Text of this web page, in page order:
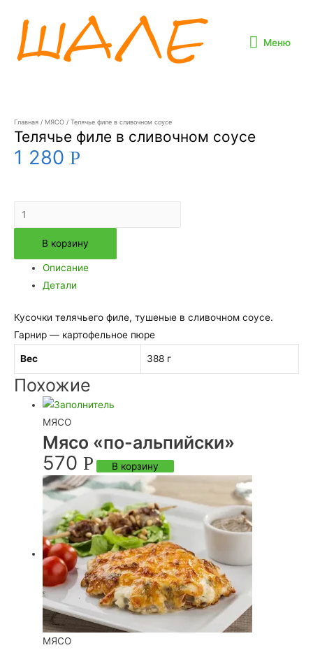
Меню
Главная / МЯСО / Телячье филе в сливочном соусе
Телячье филе в сливочном соусе
1 280 Р
В корзину
Описание
Детали
Кусочки телячьего филе, тушеные в сливочном соусе.
Гарнир — картофельное пюре
Вес 388 г
Похожие
МЯСО
Мясо «по-альпийски»
570Р В корзину
МЯСО